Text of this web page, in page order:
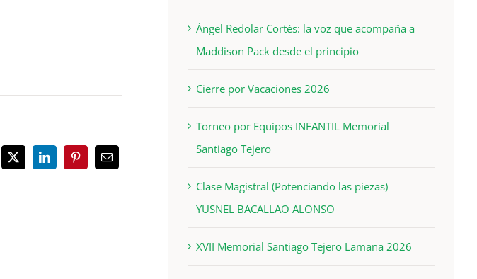
Ángel Redolar Cortés: la voz que acompaña a
Maddison Pack desde el principio
Cierre por Vacaciones 2026
Torneo por Equipos INFANTIL Memorial
Santiago Tejero
Clase Magistral (Potenciando las piezas)
YUSNEL BACALLAO ALONSO
XVII Memorial Santiago Tejero Lamana 2026